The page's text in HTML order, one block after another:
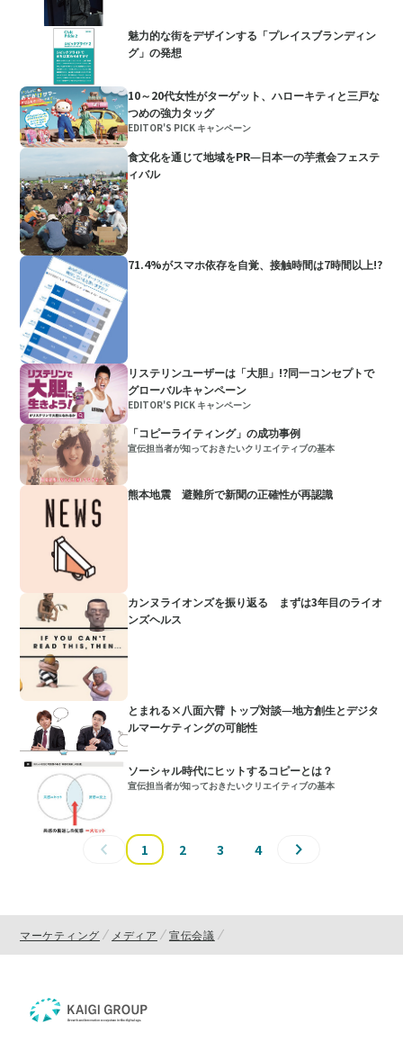
魅力的な街をデザインする「プレイスブランディン
グ」の発想
10～20代女性がターゲット、ハローキティと三戸な
つめの強力タッグ
EDITOR'S PICK キャンペーン
食文化を通じて地域をPR―日本一の芋​煮会フェステ
ィバル
71.4%がスマホ依存を自覚、接触時間は7時間以上!?
リステリンユーザーは「大胆」!?同一コンセプトで
グローバルキャンペーン
EDITOR'S PICK キャンペーン
「コピーライティング」の成功事例
宣伝担当者が知っておきたいクリエイティブの基本
熊本地震 避難所で新聞の正確性が再認識
カンヌライオンズを振り返る まずは3年目のライオ
ンズヘルス
とまれる×八面六臂 トップ対談―地方創生とデジタ
ルマーケティングの可能性
ソーシャル時代にヒットするコピーとは？
宣伝担当者が知っておきたいクリエイティブの基本
1 2 3 4
マーケティング メディア 宣伝会議